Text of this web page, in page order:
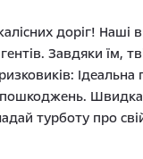
доріг!
Завдяки
пошкоджень.
турботу про